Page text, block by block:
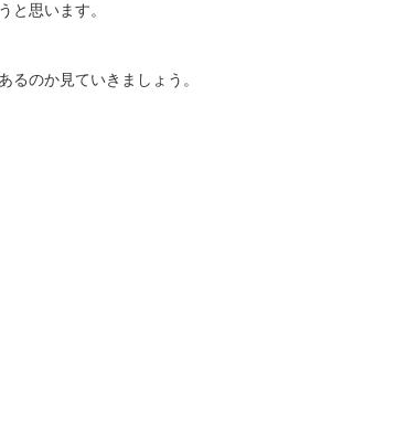
と思います。
るのか見ていきましょう。